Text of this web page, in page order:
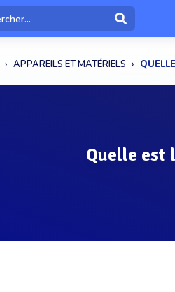
APPAREILS ET MATÉRIELS
Quelle est